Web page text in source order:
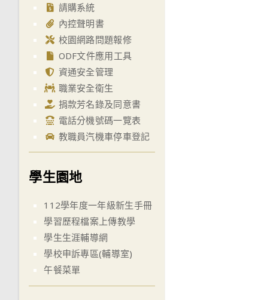
請購系統
內控聲明書
校園網路問題報修
ODF文件應用工具
資通安全管理
職業安全衛生
捐款芳名錄及同意書
電話分機號碼一覽表
教職員汽機車停車登記
學生園地
112學年度一年級新生手冊
學習歷程檔案上傳教學
學生生涯輔導網
學校申訴專區(輔導室)
午餐菜單